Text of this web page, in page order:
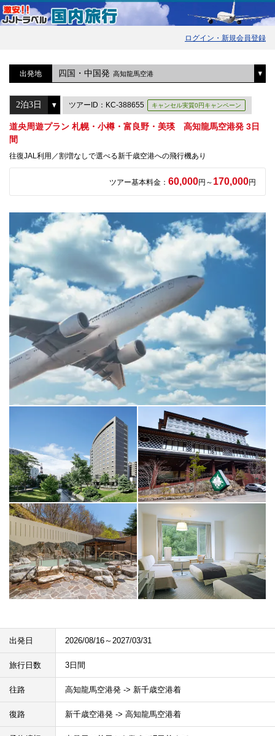
ログイン・新規会員登録
出発地 四国・中国発 高知龍馬空港
ツアーID：KC-388655 キャンセル実質0円キャンペーン
道央周遊プラン 札幌・小樽・富良野・美瑛 高知龍馬空港発 3日
間
往復JAL利用／割増なしで選べる新千歳空港への飛行機あり
ツアー基本料金： 60,000円～ 170,000円
出発日 2026/08/16～2027/03/31
旅行日数 3日間
往路 高知龍馬空港発 -> 新千歳空港着
復路 新千歳空港発 -> 高知龍馬空港着